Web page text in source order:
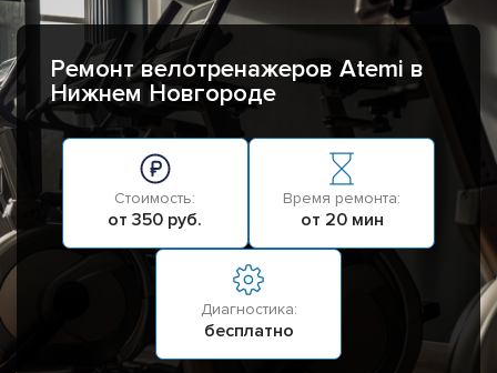
Ремонт велотренажеров Atemi в
Нижнем Новгороде
Стоимость:
от 350 руб.
Время ремонта:
от 20 мин
Диагностика:
бесплатно